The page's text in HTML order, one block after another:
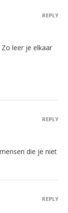
Zo leer je elkaar
REPLY
die je niet
REPLY
REPLY